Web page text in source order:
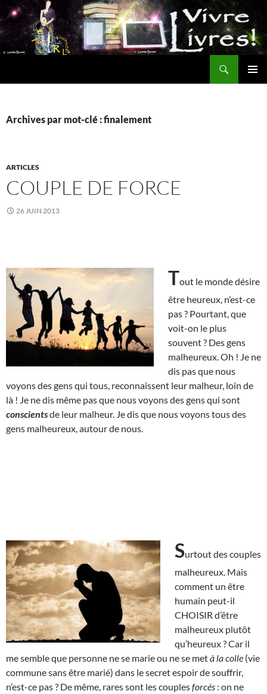
Aller
au
contenu
Archives par mot-clé : finalement
ARTICLES
COUPLE DE FORCE
26 JUIN 2013
Tout le monde désire
être heureux, n’est-ce
pas ? Pourtant, que
voit-on le plus
souvent ? Des gens
malheureux. Oh ! Je ne
dis pas que nous
voyons des gens qui tous, reconnaissent leur malheur, loin de
là ! Je ne dis même pas que nous voyons des gens qui sont
conscientsde leur malheur. Je dis que nous voyons tous des
gens malheureux, autour de nous.
Surtout des couples
malheureux. Mais
comment un être
humain peut-il
CHOISIR d’être
malheureux plutôt
qu’heureux ? Car il
me semble que personne ne se marie ou ne se metà la colle (vie
commune sans être marié) dans le secret espoir de souffrir,
n’est-ce pas ? De même, rares sont les couplesforcés : on ne